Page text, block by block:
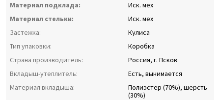
Материал подклада:
Иск. мех
Материал стельки:
Иск. мех
Застежка:
Кулиса
Тип упаковки:
Коробка
Страна производитель:
Россия, г. Псков
Вкладыш-утеплитель:
Есть, вынимается
Материал вкладыша:
Полиэстер (70%), шерсть
(30%)